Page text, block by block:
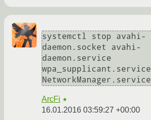
systemctl stop avahi-
daemon.socket avahi-
daemon.service
wpa_supplicant.service
NetworkManager.service
ArcFi ★
16.01.2016 03:59:27 +00:00